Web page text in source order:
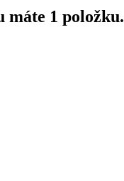
máte 1 položku.